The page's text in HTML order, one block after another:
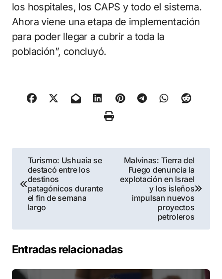
los hospitales, los CAPS y todo el sistema.
Ahora viene una etapa de implementación
para poder llegar a cubrir a toda la
población”, concluyó.
Navegación
de
entradas
Turismo: Ushuaia se
destacó entre los
destinos
patagónicos durante
el fin de semana
largo
Malvinas: Tierra del
Fuego denuncia la
explotación en Israel
y los isleños
impulsan nuevos
proyectos
petroleros
Entradas relacionadas